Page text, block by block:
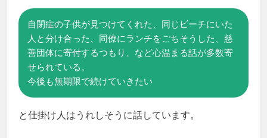
自閉症の子供が見つけてくれた、同じビーチにいた
人と分け合った、同僚にランチをごちそうした、慈
善団体に寄付するつもり、など心温まる話が多数寄
せられている。
今後も無期限で続けていきたい
と仕掛け人はうれしそうに話しています。